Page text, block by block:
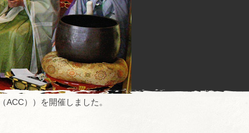
））を開催しました。